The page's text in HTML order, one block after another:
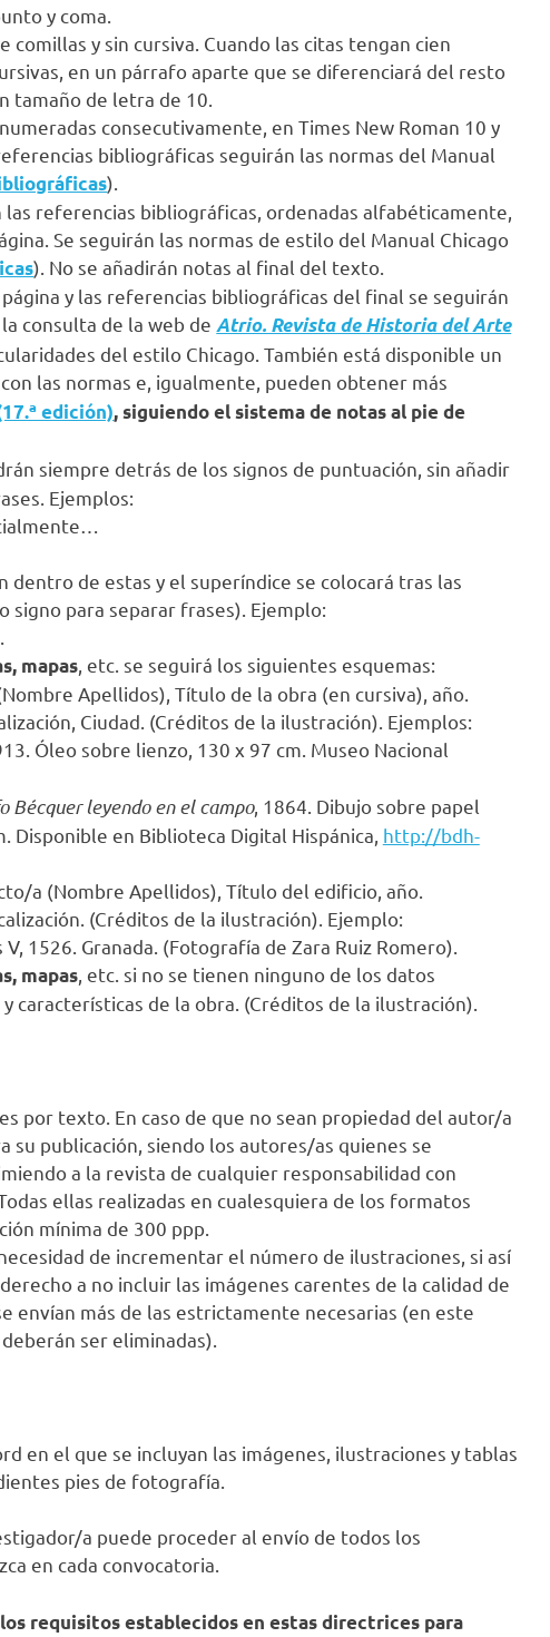
y coma.
y sin cursiva. Cuando las citas tengan cien
en un párrafo aparte que se diferenciará del resto
tamaño de letra de 10.
consecutivamente, en Times New Roman 10 y
bibliográficas seguirán las normas del Manual
).
referencias bibliográficas, ordenadas alfabéticamente,
Se seguirán las normas de estilo del Manual Chicago
). No se añadirán notas al final del texto.
y las referencias bibliográficas del final se seguirán
consulta de la web de Atrio. Revista de Historia del Arte
del estilo Chicago. También está disponible un
las normas e, igualmente, pueden obtener más
edición), siguiendo el sistema de notas al pie de
siempre detrás de los signos de puntuación, sin añadir
Ejemplos:
dentro de estas y el superíndice se colocará tras las
para separar frases). Ejemplo:
mapas , etc. se seguirá los siguientes esquemas:
Apellidos), Título de la obra (en cursiva), año.
Ciudad. (Créditos de la ilustración). Ejemplos:
Óleo sobre lienzo, 130 x 97 cm. Museo Nacional
Bécquer leyendo en el campo, 1864. Dibujo sobre papel
en Biblioteca Digital Hispánica, http://bdh-
a (Nombre Apellidos), Título del edificio, año.
(Créditos de la ilustración). Ejemplo:
1526. Granada. (Fotografía de Zara Ruiz Romero).
mapas , etc. si no se tienen ninguno de los datos
características de la obra. (Créditos de la ilustración).
por texto. En caso de que no sean propiedad del autor/a
su publicación, siendo los autores/as quienes se
a la revista de cualquier responsabilidad con
ellas realizadas en cualesquiera de los formatos
mínima de 300 ppp.
de incrementar el número de ilustraciones, si así
a no incluir las imágenes carentes de la calidad de
envían más de las estrictamente necesarias (en este
ser eliminadas).
en el que se incluyan las imágenes, ilustraciones y tablas
pies de fotografía.
a puede proceder al envío de todos los
en cada convocatoria.
requisitos establecidos en estas directrices para